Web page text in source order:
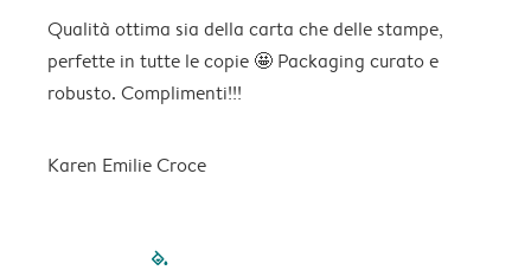
Qualità ottima sia della carta che delle stampe,
perfette in tutte le copie 🤩 Packaging curato e
robusto. Complimenti!!!
Karen Emilie Croce
filled-pagination